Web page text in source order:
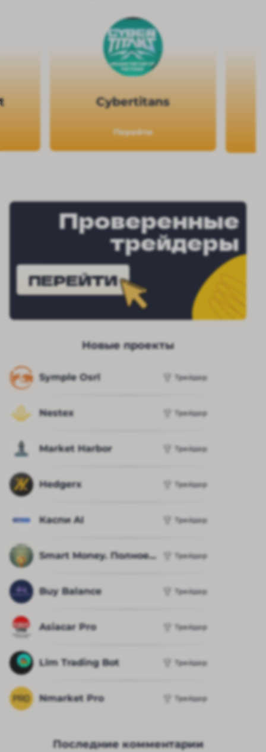
Cybertitans
Перейти
Проверенные
трейдеры
ПЕРЕЙТИ
Новые проекты
Symple Osrl Трейдер
Nestex Трейдер
Market Harbor Трейдер
Hedgerx Трейдер
Каспи AI Трейдер
Smart Money. Полное... Трейдер
Buy Balance Трейдер
Asiacar Pro Трейдер
Llm Trading Bot Трейдер
Nmarket Pro Трейдер
Последние комментарии